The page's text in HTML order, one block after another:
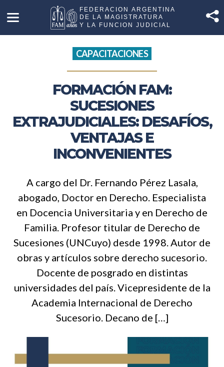
CAPACITACIONES
FORMACIÓN FAM:
SUCESIONES
EXTRAJUDICIALES: DESAFÍOS,
VENTAJAS E
INCONVENIENTES
A cargo del Dr. Fernando Pérez Lasala,
abogado, Doctor en Derecho. Especialista
en Docencia Universitaria y en Derecho de
Familia. Profesor titular de Derecho de
Sucesiones (UNCuyo) desde 1998. Autor de
obras y artículos sobre derecho sucesorio.
Docente de posgrado en distintas
universidades del país. Vicepresidente de la
Academia Internacional de Derecho
Sucesorio. Decano de […]